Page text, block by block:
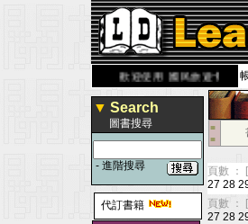
歡迎使用 國民旅遊卡！！
▼ Search
圖書搜尋
- 進階搜尋
代訂書籍
■
■
頁數 ： [
27 28
頁數 ： [
27 28